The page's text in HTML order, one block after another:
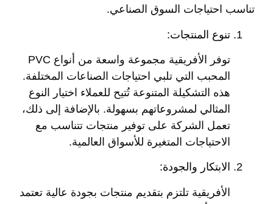
تناسب احتياجات السوق الصناعي.
تنوع المنتجات:
توفر الأفريقية مجموعة واسعة من أنواع PVC
المحبب التي تلبي احتياجات الصناعات المختلفة.
هذه التشكيلة المتنوعة تُتيح للعملاء اختيار النوع
المثالي لمشروعاتهم بسهولة. بالإضافة إلى ذلك،
تعمل الشركة على توفير منتجات تتناسب مع
الاحتياجات المتغيرة للأسواق العالمية.
الابتكار والجودة:
الأفريقية تلتزم بتقديم منتجات بجودة عالية تعتمد